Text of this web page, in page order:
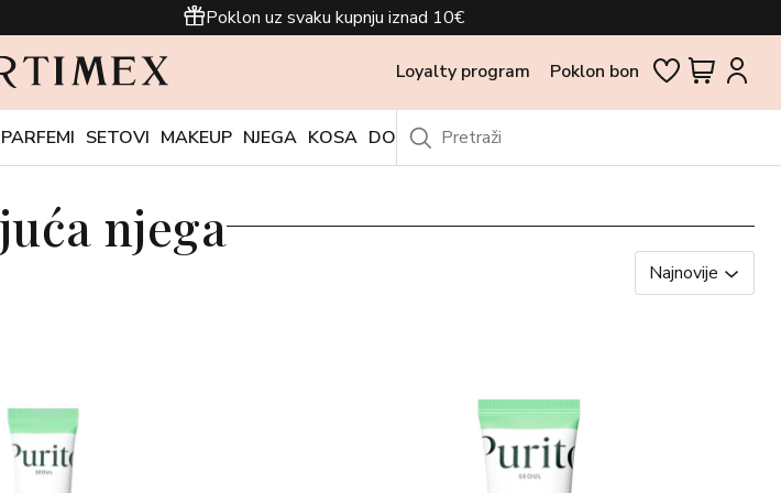
Poklon uz svaku kupnju iznad 10€
Loyalty program Poklon bon
PARFEMI SETOVI MAKEUP NJEGA KOSA DODACI OUTLET
njega
Najnovije